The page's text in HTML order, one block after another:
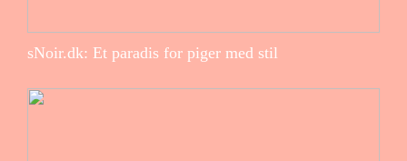
sNoir.dk: Et paradis for piger med stil